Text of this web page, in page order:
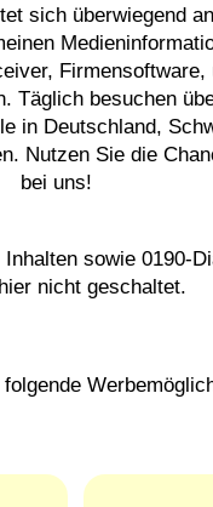
sich überwiegend
Täglich besuchen
in Deutschland,
Nutzen Sie die
bei uns!
sowie 0190-
nicht geschaltet.